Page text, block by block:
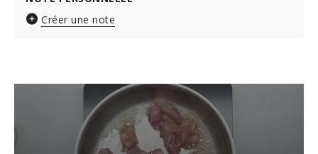
Créer une note